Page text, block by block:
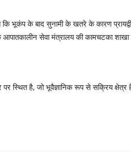
कि भूकंप के बाद सुनामी के खतरे के कारण
सेवा मंत्रालय की कामचटका शाखा
स्थित है, जो भूवैज्ञानिक रूप से सक्रिय क्षेत्र